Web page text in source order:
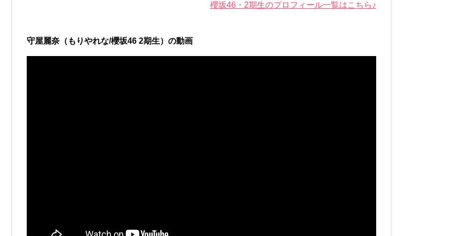
櫻坂46・2期生のプロフィール一覧はこちら♪
守屋麗奈（もりやれな/櫻坂46 2期生）の動画